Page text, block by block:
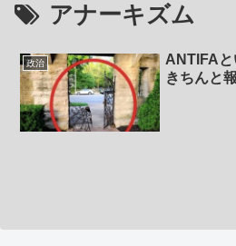
アナーキズム
政治
ANTIFA
きちんと